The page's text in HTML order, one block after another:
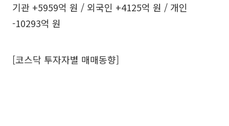
기관 +5959억 원 / 외국인 +4125억 원 / 개인
-10293억 원
[코스닥 투자자별 매매동향]